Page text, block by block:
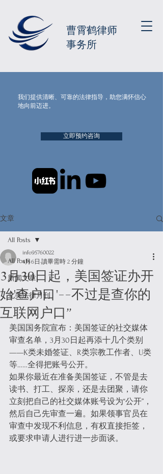
我们提供清晰、可靠的法律指导，助您满怀信心
地向前迈进。
立即预约咨询
曹霄鹤律师
事务所
文章
All Posts
新闻文章
北美法律月刊
All Posts
3月30日起，美国签证办开
始'查户口'--不过是查你的
互联网户口”
info95760022
4月6日 讀畢需時 2 分鐘
美国国务院宣布：美国签证的社交媒体
审查名单，3月30日起再添十几个类别
——K类未婚签证、R类宗教工作者、U类
等……全得把账号公开。
如果你最近在准备美国签证，不管是去
读书、打工、探亲，还是去团聚，请你
立刻把自己的社交媒体账号设为“公开”，
然后自己先审查一遍。如果领事官员在
审查中发现不利信息，有权直接拒签，
或要求申请人进行进一步面谈。